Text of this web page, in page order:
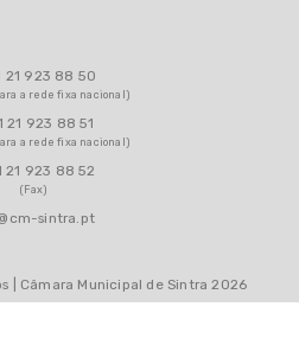
21 923 88 50
a rede fixa nacional)
21 923 88 51
a rede fixa nacional)
21 923 88 52
(Fax)
sintra.pt
| Câmara Municipal de Sintra 2026